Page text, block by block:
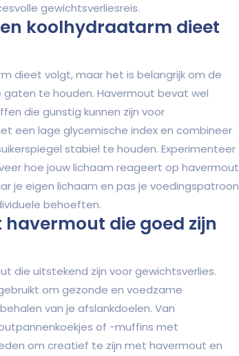
gewichtsverliesreis.
koolhydraatarm dieet
dieet volgt, maar het is belangrijk om de
te houden. Havermout bevat wel
die gunstig kunnen zijn voor
een lage glycemische index en combineer
stabiel te houden. Experimenteer
hoe jouw lichaam reageert op havermout
je eigen lichaam en pas je voedingspatroon
behoeften.
die goed zijn
die uitstekend zijn voor gewichtsverlies.
om gezonde en voedzame
van je afslankdoelen. Van
of -muffins met
om creatief te zijn met havermout en